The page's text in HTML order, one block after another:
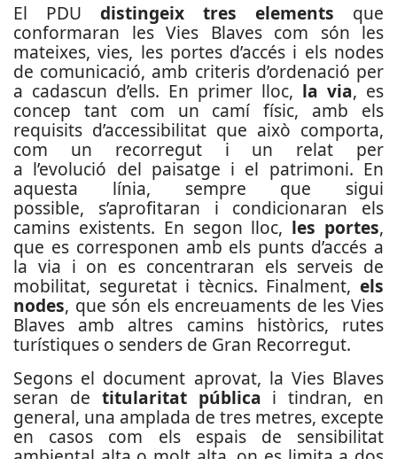
El PDU distingeix tres elements que
conformaran les Vies Blaves com són les
mateixes, vies, les portes d’accés i els nodes
de comunicació, amb criteris d’ordenació per
a cadascun d’ells. En primer lloc, la via, es
concep tant com un camí físic, amb els
requisits d’accessibilitat que això comporta,
com un recorregut i un relat per
a l’evolució del paisatge i el patrimoni. En
aquesta línia, sempre que sigui
possible, s’aprofitaran i condicionaran els
camins existents. En segon lloc, les portes,
que es corresponen amb els punts d’accés a
la via i on es concentraran els serveis de
mobilitat, seguretat i tècnics. Finalment, els
nodes, que són els encreuaments de les Vies
Blaves amb altres camins històrics, rutes
turístiques o senders de Gran Recorregut.
Segons el document aprovat, la Vies Blaves
seran de titularitat pública i tindran, en
general, una amplada de tres metres, excepte
en casos com els espais de sensibilitat